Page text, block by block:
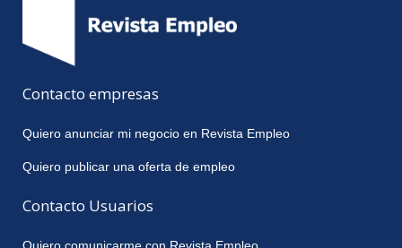
Contacto empresas
Quiero anunciar mi negocio en Revista Empleo
Quiero publicar una oferta de empleo
Contacto Usuarios